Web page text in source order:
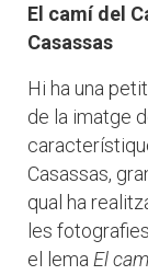
El camí del
Casassas
Hi ha una
de la imatge
Casassas,
qual ha
les
el lemaEl